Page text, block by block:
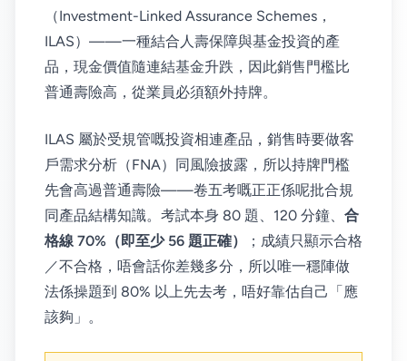
（Investment-Linked Assurance Schemes，
ILAS）——一種結合人壽保障與基金投資的產
品，現金價值隨連結基金升跌，因此銷售門檻比
普通壽險高，從業員必須額外持牌。
ILAS 屬於受規管嘅投資相連產品，銷售時要做客
戶需求分析（FNA）同風險披露，所以持牌門檻
先會高過普通壽險——卷五考嘅正正係呢批合規
同產品結構知識。考試本身 80 題、120 分鐘、 合
格線 70%（即至少 56 題正確）
；成績只顯示合格
／不合格，唔會話你差幾多分，所以唯一穩陣做
法係操題到 80% 以上先去考，唔好靠估自己「應
該夠」。